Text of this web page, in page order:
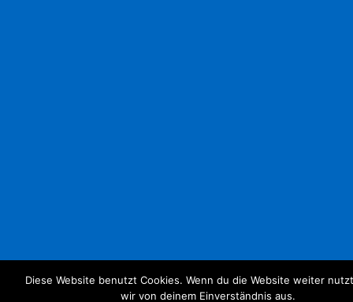
Diese Website benutzt Cookies. Wenn du die Website weiter
wir von deinem Einverständnis aus.